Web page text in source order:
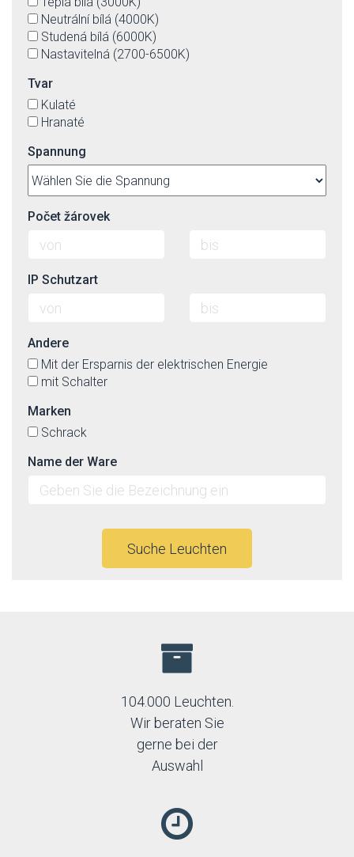
Neutrální bílá (4000K)
Studená bílá (6000K)
Nastavitelná (2700-6500K)
Tvar
Kulaté
Hranaté
Spannung
Počet žárovek
IP Schutzart
Andere
Mit der Ersparnis der elektrischen Energie
mit Schalter
Marken
Schrack
Name der Ware
Suche Leuchten
104.000 Leuchten.
Wir beraten Sie
gerne bei der
Auswahl